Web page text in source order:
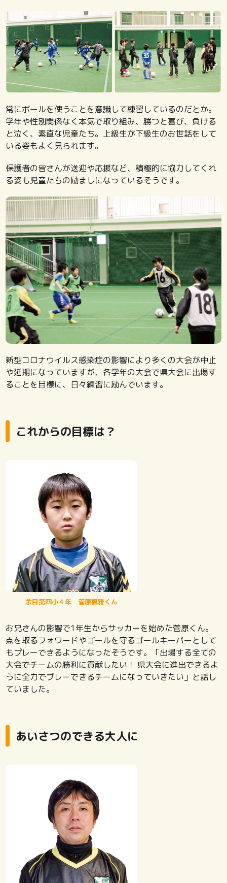
常にボールを使うことを意識して練習しているのだとか。
学年や性別関係なく本気で取り組み、勝つと喜び、負ける
と泣く、素直な児童たち。上級生が下級生のお世話をして
いる姿もよく見られます。
保護者の皆さんが送迎や応援など、積極的に協力してくれ
る姿も児童たちの励ましになっているそうです。
新型コロナウイルス感染症の影響により多くの大会が中止
や延期になっていますが、各学年の大会で県大会に出場す
ることを目標に、日々練習に励んでいます。
これからの目標は？
余目第四小４年 菅原楓雅くん
お兄さんの影響で1年生からサッカーを始めた菅原くん。
点を取るフォワードやゴールを守るゴールキーパーとして
もプレーできるようになったそうです。「出場する全ての
大会でチームの勝利に貢献したい！ 県大会に進出できるよ
うに全力でプレーできるチームになっていきたい」と話し
ていました。
あいさつのできる大人に